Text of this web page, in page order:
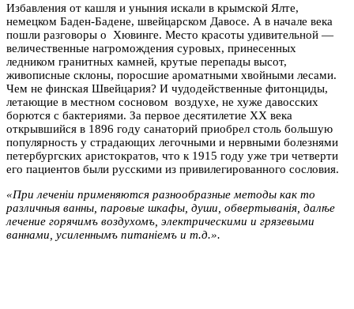
Избавления от кашля и уныния искали в крымской Ялте,
немецком Баден-Бадене, швейцарском Давосе. А в начале века
пошли разговоры о Хювинге. Место красоты удивительной —
величественные нагромождения суровых, принесенных
ледником гранитных камней, крутые перепады высот,
живописные склоны, поросшие ароматными хвойными лесами.
Чем не финская Швейцария? И чудодейственные фитонциды,
летающие в местном сосновом воздухе, не хуже давосских
борются с бактериями. За первое десятилетие XX века
открывшийся в 1896 году санаторий приобрел столь большую
популярность у страдающих легочными и нервными болезнями
петербургских аристократов, что к 1915 году уже три четверти
его пациентов были русскими из привилегированного сословия.
«При леченiи применяются разнообразные методы как то
различныя ванны, паровые шкафы, души, обвертыванiя, далѣе
лечение горячимъ воздухомъ, электрическими и грязевыми
ваннами, усиленнымъ питанiемъ и т.д.».